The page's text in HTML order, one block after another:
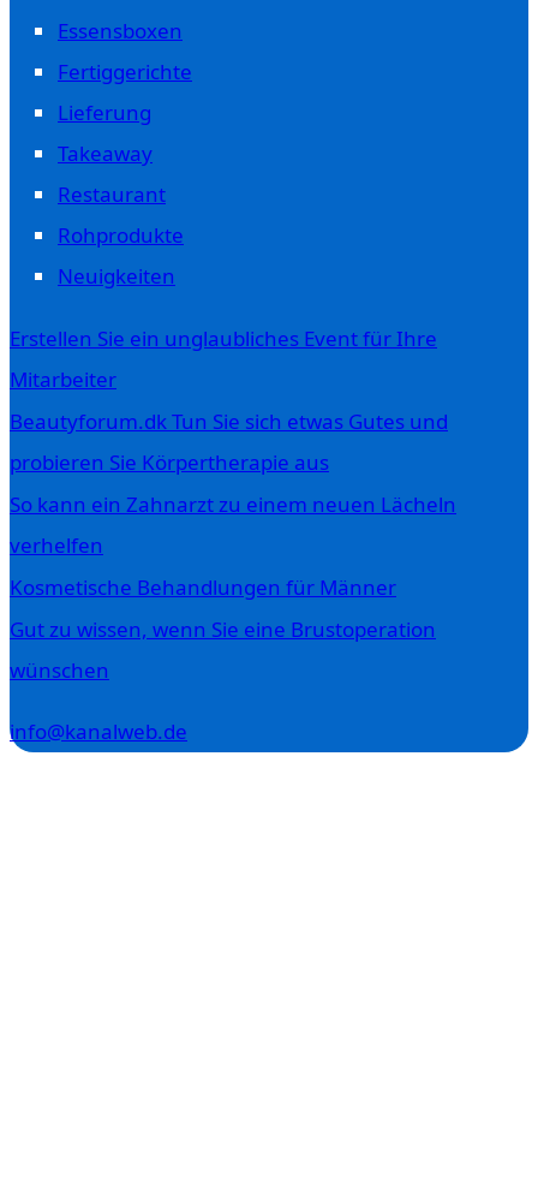
Essensboxen
Fertiggerichte
Lieferung
Takeaway
Restaurant
Rohprodukte
Neuigkeiten
Erstellen Sie ein unglaubliches Event für Ihre
Mitarbeiter
Beautyforum.dk Tun Sie sich etwas Gutes und
probieren Sie Körpertherapie aus
So kann ein Zahnarzt zu einem neuen Lächeln
verhelfen
Kosmetische Behandlungen für Männer
Gut zu wissen, wenn Sie eine Brustoperation
wünschen
info@kanalweb.de